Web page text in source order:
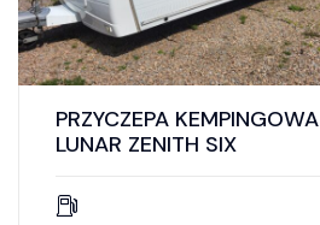
PRZYCZEPA KEMPINGOWA
LUNAR ZENITH SIX